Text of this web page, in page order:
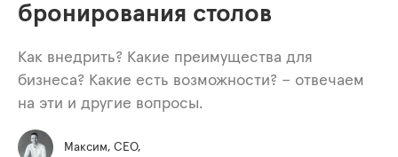
бронирования столов
Как внедрить? Какие преимущества для
бизнеса? Какие есть возможности? – отвечаем
на эти и другие вопросы.
Максим, СЕО,